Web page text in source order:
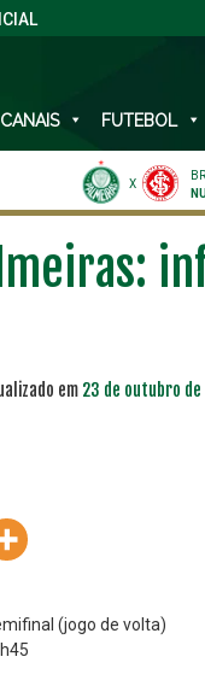
CANAIS FUTEBOL
X
em 23 de outubro de
(jogo de volta)